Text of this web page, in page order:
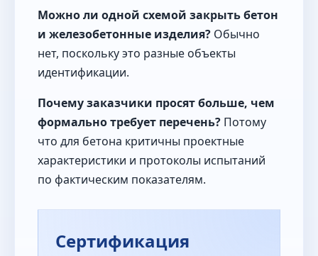
Можно ли одной схемой закрыть бетон
и железобетонные изделия? Обычно
нет, поскольку это разные объекты
идентификации.
Почему заказчики просят больше, чем
формально требует перечень? Потому
что для бетона критичны проектные
характеристики и протоколы испытаний
по фактическим показателям.
Сертификация